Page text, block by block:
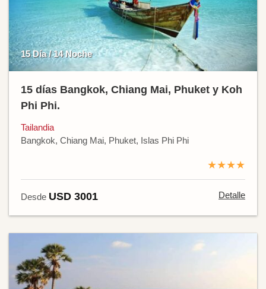
15 Día / 14 Noche
15 días Bangkok, Chiang Mai, Phuket y Koh
Phi Phi.
Tailandia
Bangkok, Chiang Mai, Phuket, Islas Phi Phi
★★★★
Desde USD 3001 Detalle